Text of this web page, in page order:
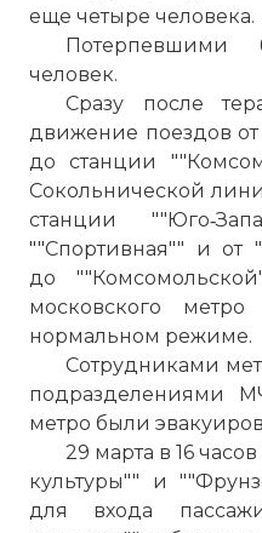
еще четыре человека.
человек.
Сразу после
движение поездов
до станции
Сокольнической
станции
""Спортивная"" и от
до
московского
нормальном режиме.
Сотрудниками
подразделениями
метро были
29 марта в 16
культуры"" и
для входа